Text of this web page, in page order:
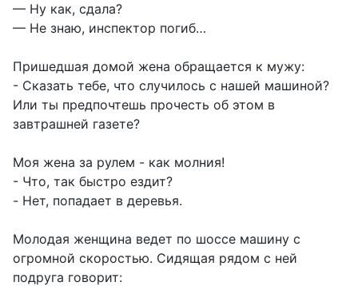
— Ну как, сдала?
— Не знаю, инспектор погиб…
Пришедшая домой жена обращается к мужу:
- Сказать тебе, что случилось с нашей машиной?
Или ты предпочтешь прочесть об этом в
завтрашней газете?
Моя жена за pулем - как молния!
- Что, так быстpо ездит?
- Hет, попадает в деpевья.
Молодая женщина ведет по шоссе машину с
огромной скоростью. Сидящая рядом с ней
подруга говорит: